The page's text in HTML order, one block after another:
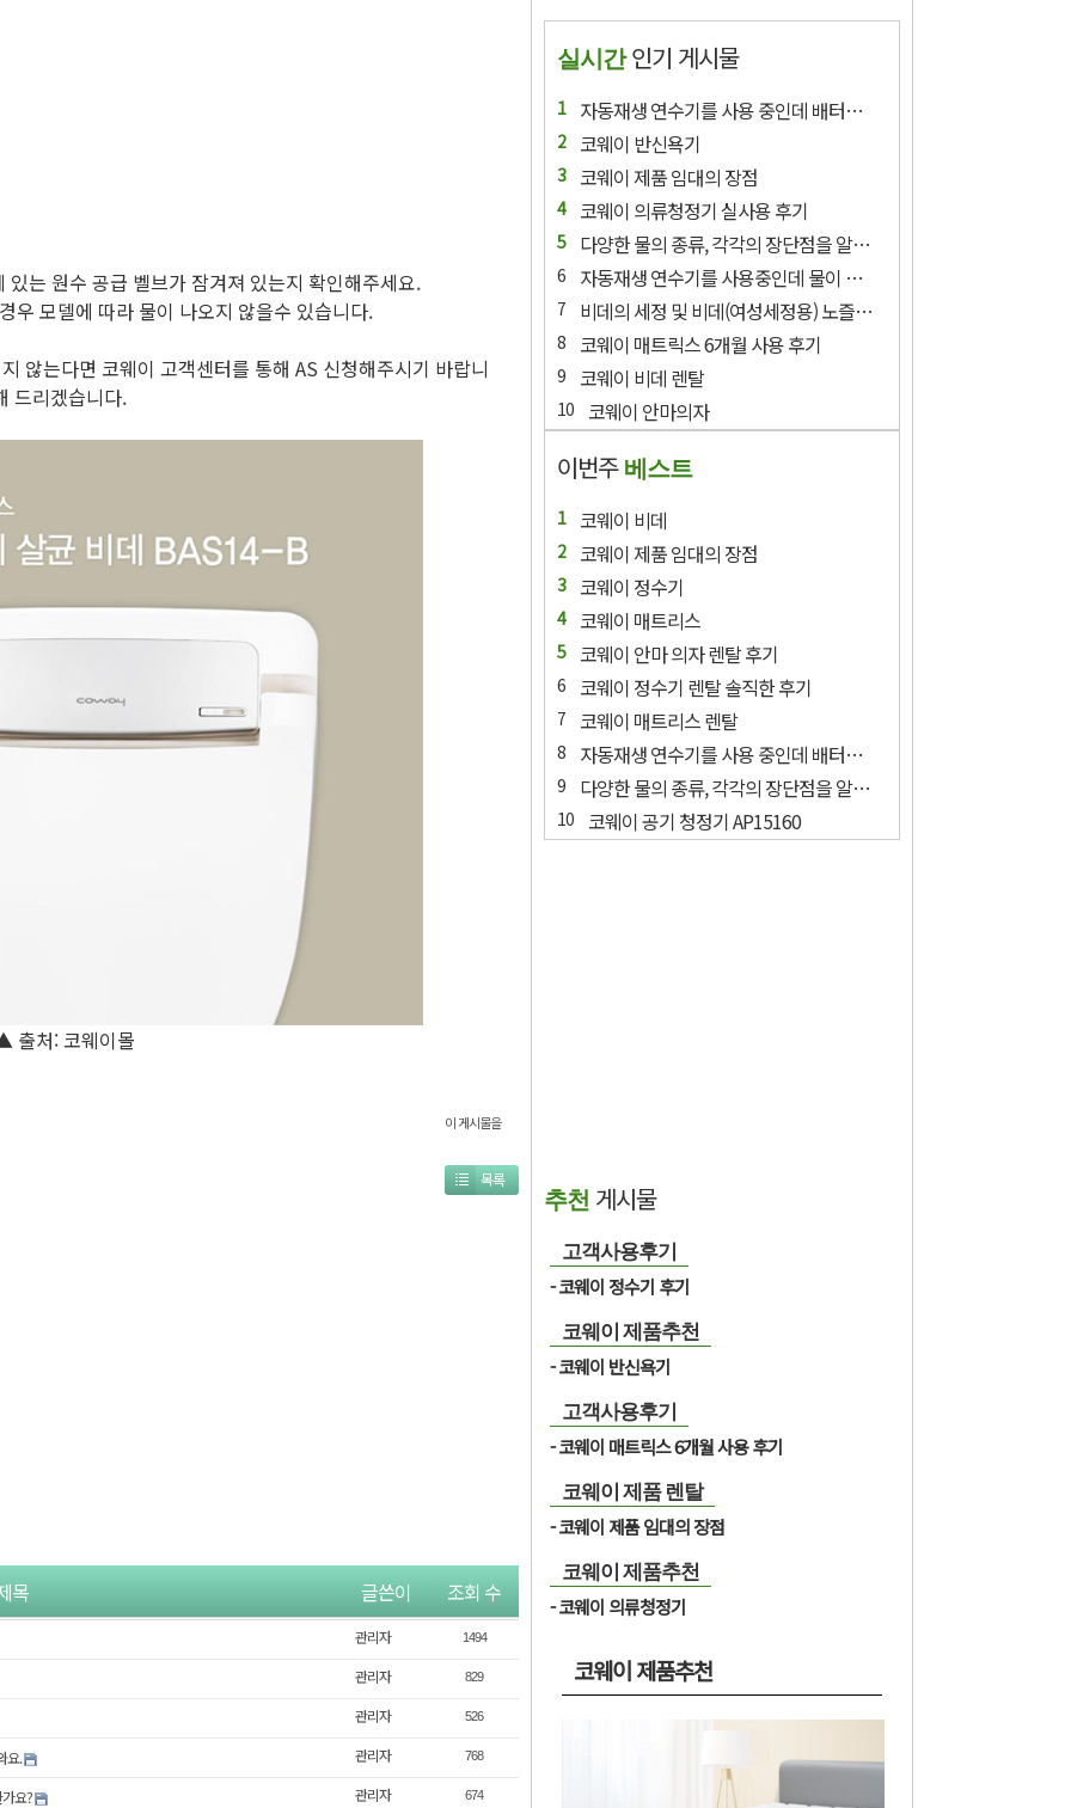
는 원수 공급 벨브가 잠겨져 있는지 확인해주세요.
우 모델에 따라 물이 나오지 않을수 있습니다.
않는다면 코웨이 고객센터를 통해 AS 신청해주시기 바랍니
드리겠습니다.
출처: 코웨이몰
이 게시물을
목록
목 글쓴이 조회 수
관리자 1494
관리자 829
관리자 526
요. 관리자 768
요? 관리자 674
실시간인기 게시물
자동재생 연수기를 사용 중인데 배터리 교환에 램프가 들어와요.
코웨이 반신욕기
코웨이 제품 임대의 장점
코웨이 의류청정기 실사용 후기
다양한 물의 종류, 각각의 장단점을 알고 싶어요?
자동재생 연수기를 사용중인데 물이 나오지 않아요.
비데의 세정 및 비데(여성세정용) 노즐의 경우 세척이 필요한가요?
코웨이 매트릭스 6개월 사용 후기
코웨이 비데 렌탈
코웨이 안마의자
이번주 베스트
코웨이 비데
코웨이 제품 임대의 장점
코웨이 정수기
코웨이 매트리스
코웨이 안마 의자 렌탈 후기
코웨이 정수기 렌탈 솔직한 후기
코웨이 매트리스 렌탈
자동재생 연수기를 사용 중인데 배터리 교환에 램프가 들어와요.
다양한 물의 종류, 각각의 장단점을 알고 싶어요?
코웨이 공기 청정기 AP15160
추천 게시물
고객사용후기
코웨이 정수기 후기
코웨이 제품추천
코웨이 반신욕기
고객사용후기
코웨이 매트릭스 6개월 사용 후기
코웨이 제품 렌탈
코웨이 제품 임대의 장점
코웨이 제품추천
코웨이 의류청정기
코웨이 제품추천